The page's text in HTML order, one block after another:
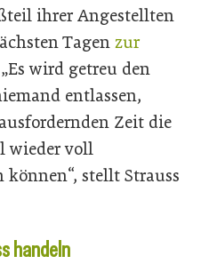
ihrer Angestellten
Tagen zur
wird getreu den
entlassen,
Zeit die
wieder voll
stellt Strauss
handeln